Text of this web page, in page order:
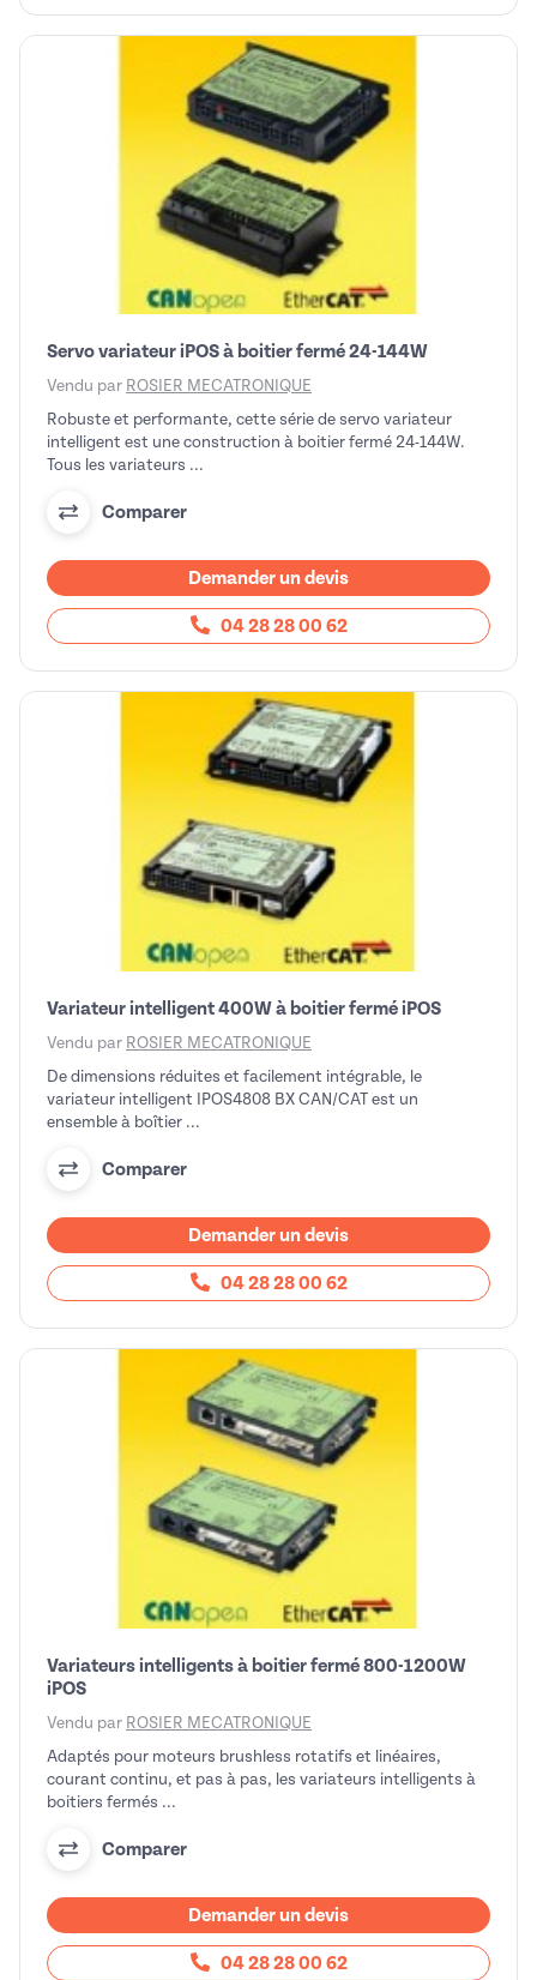
Servo variateur iPOS à boitier fermé 24-144W
Vendu par ROSIER MECATRONIQUE
Robuste et performante, cette série de servo variateur
intelligent est une construction à boitier fermé 24-144W.
Tous les variateurs ...
Comparer
Demander un devis
04 28 28 00 62
Variateur intelligent 400W à boitier fermé iPOS
Vendu par ROSIER MECATRONIQUE
De dimensions réduites et facilement intégrable, le
variateur intelligent IPOS4808 BX CAN/CAT est un
ensemble à boîtier ...
Comparer
Demander un devis
04 28 28 00 62
Variateurs intelligents à boitier fermé 800-1200W
iPOS
Vendu par ROSIER MECATRONIQUE
Adaptés pour moteurs brushless rotatifs et linéaires,
courant continu, et pas à pas, les variateurs intelligents à
boitiers fermés ...
Comparer
Demander un devis
04 28 28 00 62